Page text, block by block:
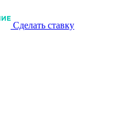
Сделать ставку